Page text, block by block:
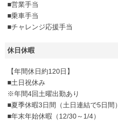
■営業手当
■乗車手当
■チャレンジ応援手当
休日休暇
【年間休日約120日】
■土日祝休み
※年間4回土曜出勤あり
■夏季休暇3日間（土日連結で5日間）
■年末年始休暇（12/30～1/4）